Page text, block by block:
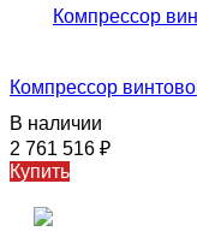
Компрессор
В наличии
2 761 516 ₽
Купить